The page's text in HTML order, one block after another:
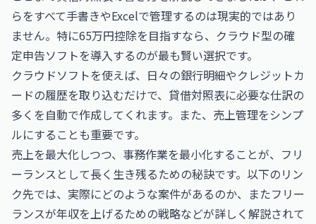
らをすべて手書きやExcelで管理するのは現実的ではあり
ません。特に65万円控除を目指すなら、クラウド型の確
定申告ソフトを導入するのが最も賢い選択です。
クラウドソフトを使えば、日々の銀行明細やクレジットカ
ードの履歴を取り込むだけで、貸借対照表に必要な仕訳の
多くを自動で作成してくれます。また、売上管理をシンプ
ルにすることも重要です。
売上を最大化しつつ、事務作業を最小化することが、フリ
ーランスとして長く生き残るための秘訣です。以下のリン
ク先では、実際にどのような案件があるのか、またフリー
ランスが年収を上げるための戦略などが詳しく解説されて